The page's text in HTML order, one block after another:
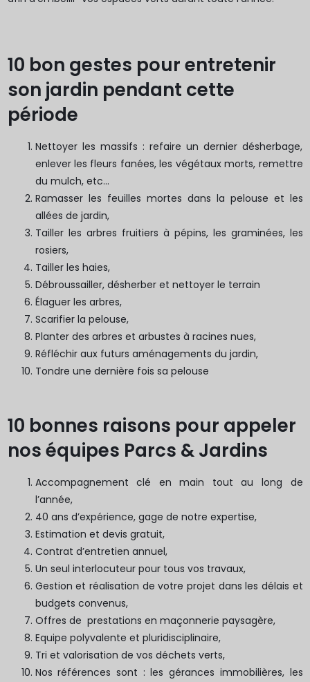
10 bon gestes pour entretenir
son jardin pendant cette
période
Nettoyer les massifs : refaire un dernier désherbage,
enlever les fleurs fanées, les végétaux morts, remettre
du mulch, etc…
Ramasser les feuilles mortes dans la pelouse et les
allées de jardin,
Tailler les arbres fruitiers à pépins, les graminées, les
rosiers,
Tailler les haies,
Débroussailler, désherber et nettoyer le terrain
Élaguer les arbres,
Scarifier la pelouse,
Planter des arbres et arbustes à racines nues,
Réfléchir aux futurs aménagements du jardin,
Tondre une dernière fois sa pelouse
10 bonnes raisons pour appeler
nos équipes Parcs & Jardins
Accompagnement clé en main tout au long de
l’année,
40 ans d’expérience, gage de notre expertise,
Estimation et devis gratuit,
Contrat d’entretien annuel,
Un seul interlocuteur pour tous vos travaux,
Gestion et réalisation de votre projet dans les délais et
budgets convenus,
Offres de prestations en maçonnerie paysagère,
Equipe polyvalente et pluridisciplinaire,
Tri et valorisation de vos déchets verts,
Nos références sont : les gérances immobilières, les